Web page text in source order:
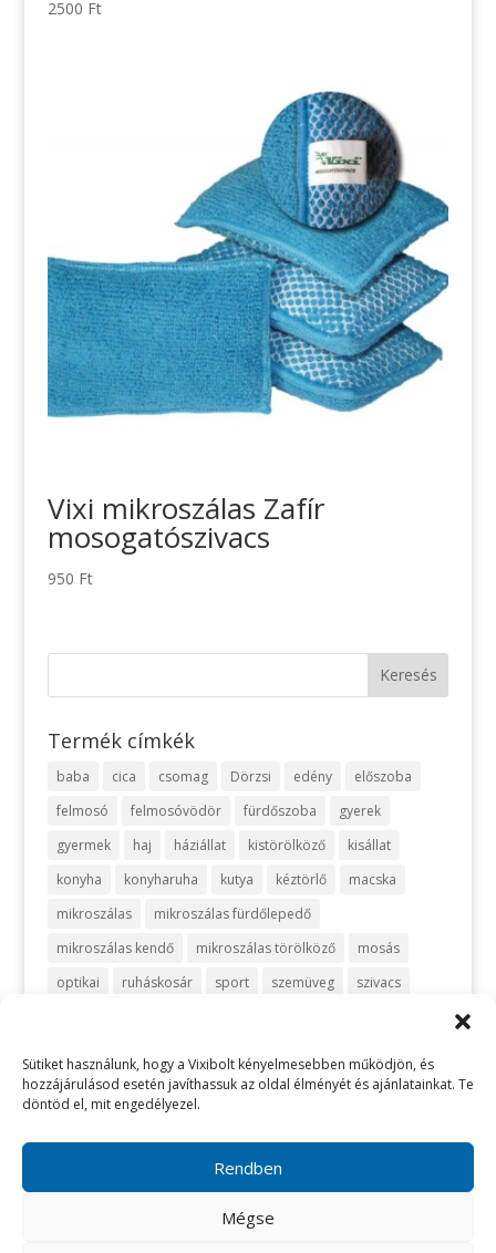
Sütiket használunk, hogy a Vixibolt kényelmesebben működjön, és
hozzájárulásod esetén javíthassuk az oldal élményét és ajánlatainkat. Te
döntöd el, mit engedélyezel.
Rendben
Mégse
2500 Ft
Vixi mikroszálas Zafír
mosogatószivacs
950 Ft
Termék címkék
baba cica csomag Dörzsi edény
előszoba
felmosó
felmosóvödör fürdőszoba
gyerek
gyermek
haj háziállat kistörölköző
kisállat
konyha
konyharuha kutya kéztörlő
macska
mikroszálas
mikroszálas fürdőlepedő
mikroszálas kendő
mikroszálas törölköző
mosás
optikai
ruháskosár sport szemüveg
szivacs
vegyszermentes takarítás
vixi vödör zafir zöld